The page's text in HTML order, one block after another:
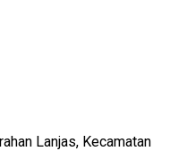
Lanjas, Kecamatan